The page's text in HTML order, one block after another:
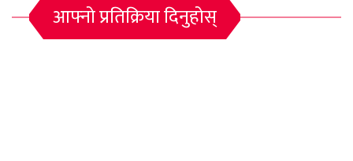
आफ्नो प्रतिक्रिया दिनुहोस्